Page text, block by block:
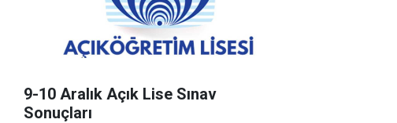
9-10 Aralık Açık Lise Sınav
Sonuçları